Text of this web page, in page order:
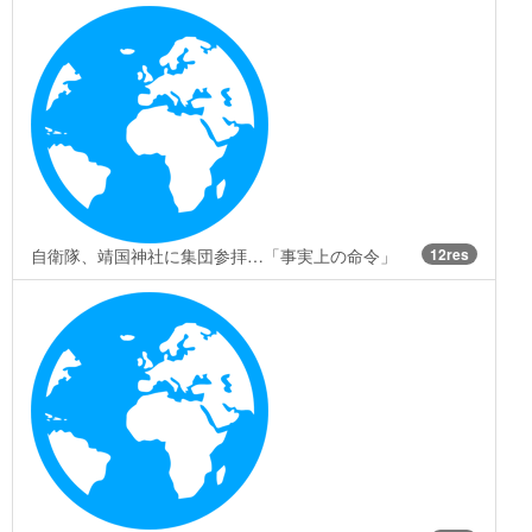
自衛隊、靖国神社に集団参拝…「事実上の命令」 12res